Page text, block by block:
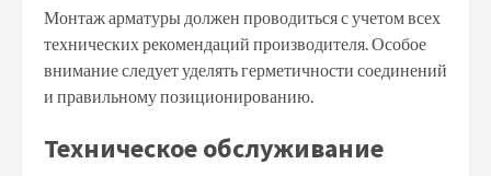
Монтаж арматуры должен проводиться с учетом всех
технических рекомендаций производителя. Особое
внимание следует уделять герметичности соединений
и правильному позиционированию.
Техническое обслуживание